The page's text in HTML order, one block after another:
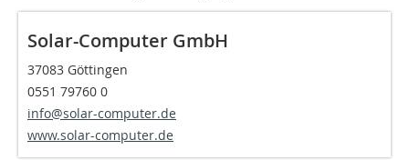
Solar-Computer GmbH
37083 Göttingen
0551 79760 0
info@solar-computer.de
www.solar-computer.de